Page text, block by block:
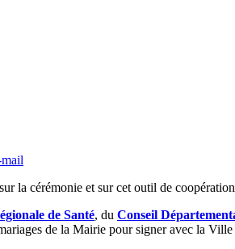
la cérémonie et sur cet outil de
de Santé, du Conseil
de la Mairie pour signer avec la